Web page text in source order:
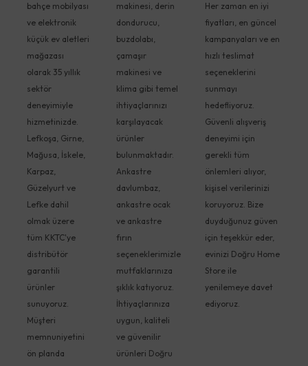
bahçe mobilyası
ve elektronik
küçük ev aletleri
mağazası
olarak 35 yıllık
sektör
deneyimiyle
hizmetinizde.
Lefkoşa, Girne,
Mağusa, İskele,
Karpaz,
Güzelyurt ve
Lefke dahil
olmak üzere
tüm KKTC'ye
distribütör
garantili
ürünler
sunuyoruz.
Müşteri
memnuniyetini
ön planda
makinesi, derin
dondurucu,
buzdolabı,
çamaşır
makinesi ve
klima gibi temel
ihtiyaçlarınızı
karşılayacak
ürünler
bulunmaktadır.
Ankastre
davlumbaz,
ankastre ocak
ve ankastre
fırın
seçeneklerimizle
mutfaklarınıza
şıklık katıyoruz.
İhtiyaçlarınıza
uygun, kaliteli
ve güvenilir
ürünleri Doğru
Her zaman en iyi
fiyatları, en güncel
kampanyaları ve en
hızlı teslimat
seçeneklerini
sunmayı
hedefliyoruz.
Güvenli alışveriş
deneyimi için
gerekli tüm
önlemleri alıyor,
kişisel verilerinizi
koruyoruz. Bize
duyduğunuz güven
için teşekkür eder,
evinizi Doğru Home
Store ile
yenilemeye davet
ediyoruz.